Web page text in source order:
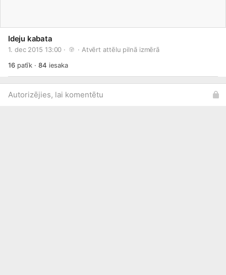
Ideju kabata
1. dec 2015 13:00 · · Atvērt attēlu pilnā izmērā
16patīk · 84 iesaka
Autorizējies, lai komentētu